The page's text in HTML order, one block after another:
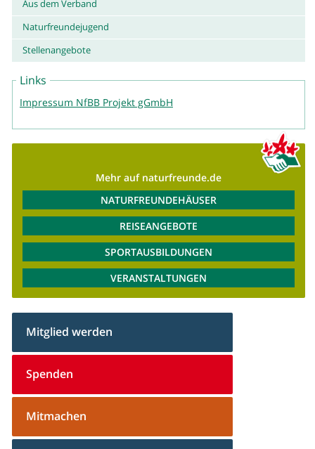
Aus dem Verband
Naturfreundejugend
Stellenangebote
Links
Impressum NfBB Projekt gGmbH
Mehr auf naturfreunde.de
NATURFREUNDEHÄUSER
REISEANGEBOTE
SPORTAUSBILDUNGEN
VERANSTALTUNGEN
Mitglied werden
Spenden
Mitmachen